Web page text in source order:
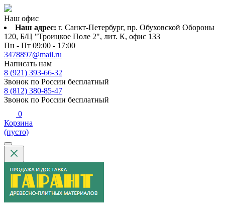
Наш офис
Наш адрес: г. Санкт-Петербург, пр. Обуховской Обороны
120, Б/Ц "Троицкое Поле 2", лит. К, офис 133
Пн - Пт 09:00 - 17:00
3478897@mail.ru
Написать нам
8 (921) 393-66-32
Звонок по России бесплатный
8 (812) 380-85-47
Звонок по России бесплатный
0
Корзина
(пусто)